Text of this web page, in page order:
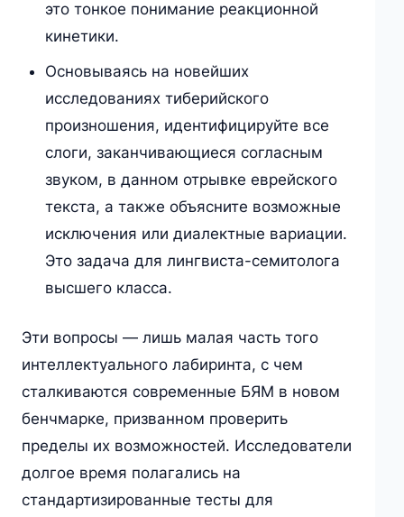
это тонкое понимание реакционной
кинетики.
Основываясь на новейших
исследованиях тиберийского
произношения, идентифицируйте все
слоги, заканчивающиеся согласным
звуком, в данном отрывке еврейского
текста, а также объясните возможные
исключения или диалектные вариации.
Это задача для лингвиста-семитолога
высшего класса.
Эти вопросы — лишь малая часть того
интеллектуального лабиринта, с чем
сталкиваются современные БЯМ в новом
бенчмарке, призванном проверить
пределы их возможностей. Исследователи
долгое время полагались на
стандартизированные тесты для